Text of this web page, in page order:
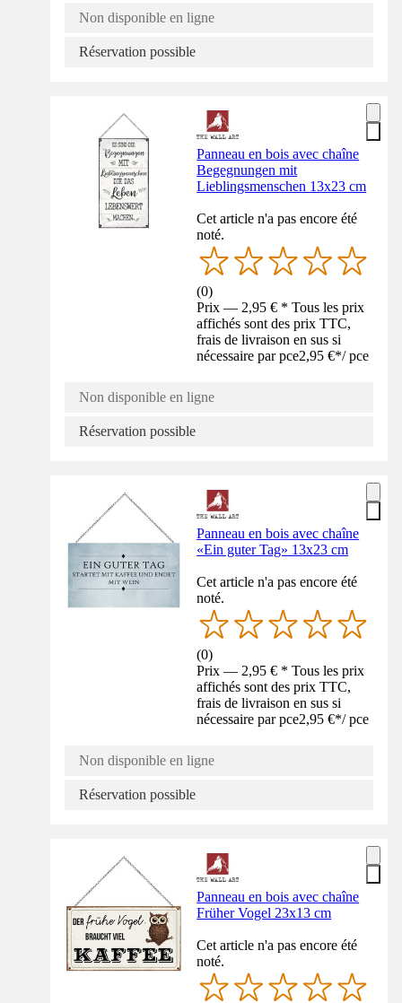
Non disponible en ligne
Réservation possible
Panneau en bois avec chaîne
Begegnungen mit
Lieblingsmenschen 13x23 cm
Cet article n'a pas encore été
noté.
(0)
Prix — 2,95 € * Tous les prix
affichés sont des prix TTC,
frais de livraison en sus si
nécessaire par pce2,95 €*/ pce
Non disponible en ligne
Réservation possible
Panneau en bois avec chaîne
«Ein guter Tag» 13x23 cm
Cet article n'a pas encore été
noté.
(0)
Prix — 2,95 € * Tous les prix
affichés sont des prix TTC,
frais de livraison en sus si
nécessaire par pce2,95 €*/ pce
Non disponible en ligne
Réservation possible
Panneau en bois avec chaîne
Früher Vogel 23x13 cm
Cet article n'a pas encore été
noté.